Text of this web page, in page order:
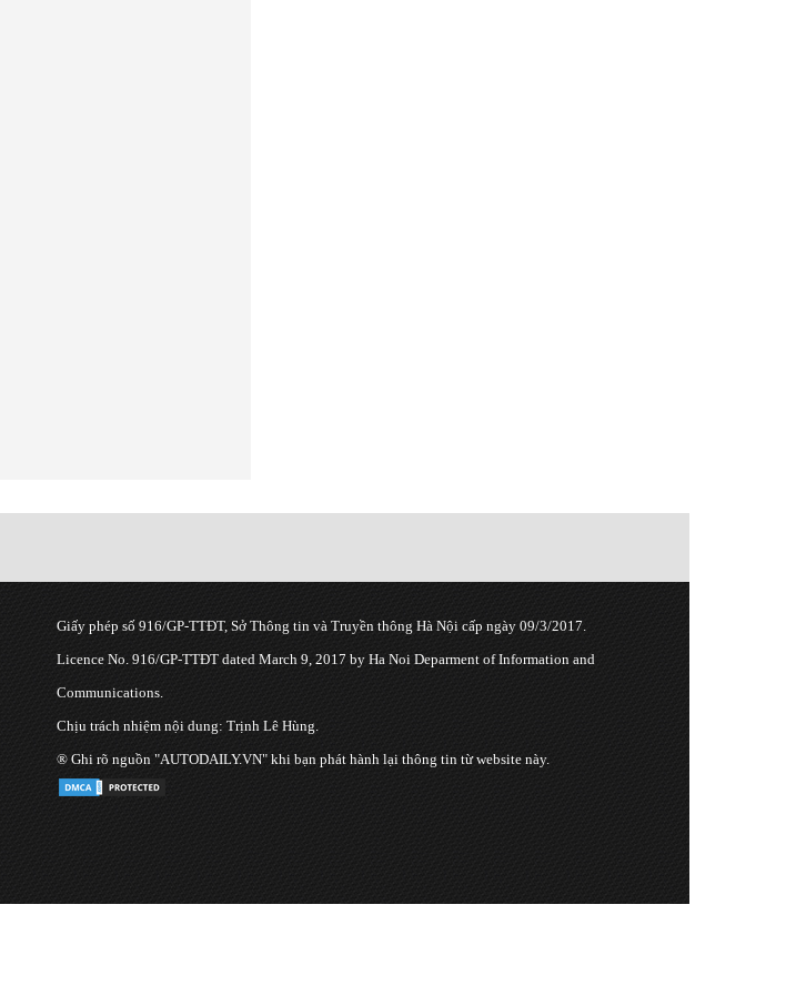
Giấy phép số 916/GP-TTĐT, Sở Thông tin và Truyền thông Hà Nội cấp ngày 09/3/2017.
Licence No. 916/GP-TTĐT dated March 9, 2017 by Ha Noi Deparment of Information and
Communications.
Chịu trách nhiệm nội dung: Trịnh Lê Hùng.
® Ghi rõ nguồn "AUTODAILY.VN" khi bạn phát hành lại thông tin từ website này.